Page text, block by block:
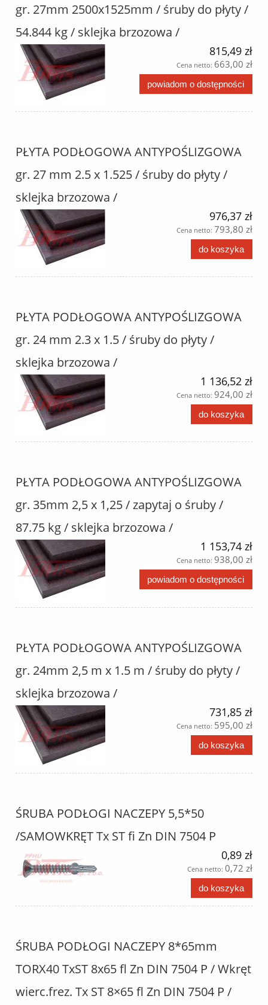
gr. 27mm 2500x1525mm / śruby do płyty /
54.844 kg / sklejka brzozowa /
815,49 zł
Cena netto: 663,00 zł
powiadom o dostępności
PŁYTA PODŁOGOWA ANTYPOŚLIZGOWA
gr. 27 mm 2.5 x 1.525 / śruby do płyty /
sklejka brzozowa /
976,37 zł
Cena netto: 793,80 zł
do koszyka
PŁYTA PODŁOGOWA ANTYPOŚLIZGOWA
gr. 24 mm 2.3 x 1.5 / śruby do płyty /
sklejka brzozowa /
1 136,52 zł
Cena netto: 924,00 zł
do koszyka
PŁYTA PODŁOGOWA ANTYPOŚLIZGOWA
gr. 35mm 2,5 x 1,25 / zapytaj o śruby /
87.75 kg / sklejka brzozowa /
1 153,74 zł
Cena netto: 938,00 zł
powiadom o dostępności
PŁYTA PODŁOGOWA ANTYPOŚLIZGOWA
gr. 24mm 2,5 m x 1.5 m / śruby do płyty /
sklejka brzozowa /
731,85 zł
Cena netto: 595,00 zł
do koszyka
ŚRUBA PODŁOGI NACZEPY 5,5*50
/SAMOWKRĘT Tx ST fi Zn DIN 7504 P
0,89 zł
Cena netto: 0,72 zł
do koszyka
ŚRUBA PODŁOGI NACZEPY 8*65mm
TORX40 TxST 8x65 fl Zn DIN 7504 P / Wkręt
wierc.frez. Tx ST 8×65 fl Zn DIN 7504 P /